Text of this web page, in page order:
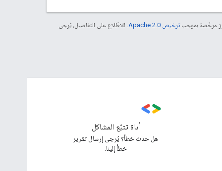
مرخّصة بموجبترخيص Apache 2.0‏ . للاطّلاع على التفاصيل، يُرجى
أداة تتبّع المشاكل
هل حدث خطأ؟ يُرجى إرسال تقرير
خطأ إلينا.